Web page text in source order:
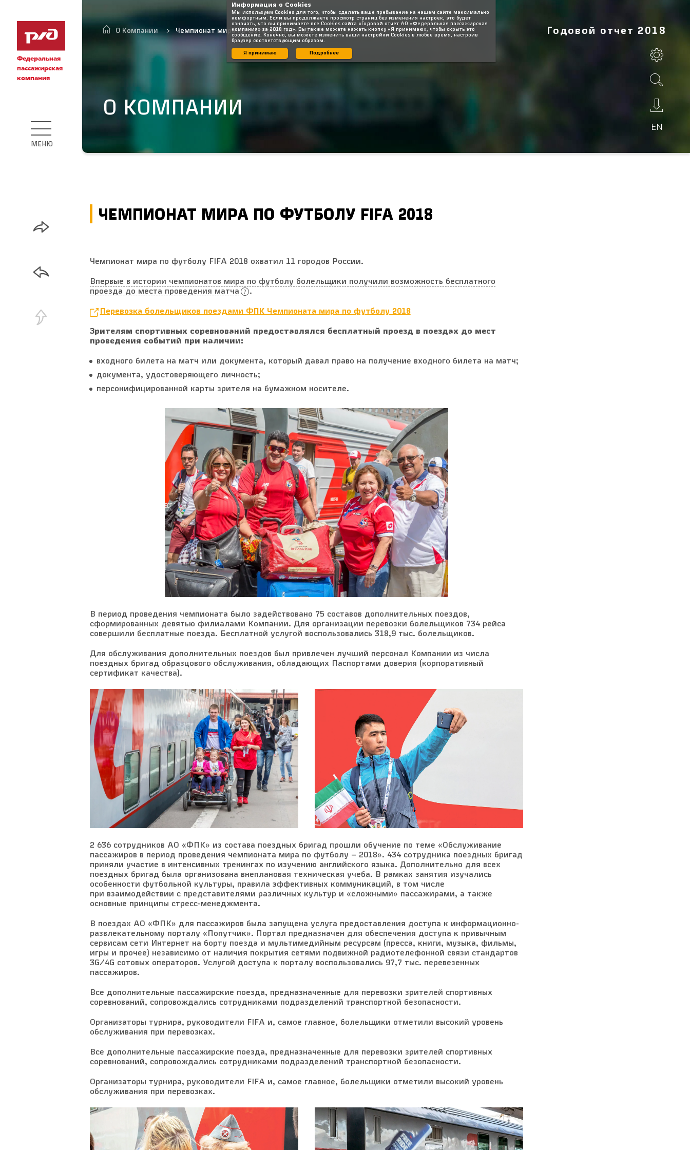
Федеральная
пассажирская
компания
МЕНЮ
O Компании Чемпионат мира по футболу FIFA 2018
O КОМПАНИИ
Годовой отчет 2018
ЧЕМПИОНАТ МИРА ПО ФУТБОЛУ FIFA 2018
Чемпионат мира по футболу FIFA 2018 охватил 11 городов России.
Впервые в истории чемпионатов мира по футболу болельщики получили возможность бесплатного
проезда до места проведения матча
.
Перевозка болельщиков поездами ФПК Чемпионата мира по футболу 2018
Зрителям спортивных соревнований предоставлялся бесплатный проезд в поездах до мест
проведения событий при наличии:
входного билета на матч или документа, который давал право на получение входного билета на матч;
документа, удостоверяющего личность;
персонифицированной карты зрителя на бумажном носителе.
В период проведения чемпионата было задействовано 75 составов дополнительных поездов,
сформированных девятью филиалами Компании. Для организации перевозки болельщиков 734 рейса
совершили бесплатные поезда. Бесплатной услугой воспользовались 318,9 тыс. болельщиков.
Для обслуживания дополнительных поездов был привлечен лучший персонал Компании из числа
поездных бригад образцового обслуживания, обладающих Паспортами доверия (корпоративный
сертификат качества).
2 636 сотрудников АО «ФПК» из состава поездных бригад прошли обучение по теме «Обслуживание
пассажиров в период проведения чемпионата мира по футболу – 2018». 434 сотрудника поездных бригад
приняли участие в интенсивных тренингах по изучению английского языка. Дополнительно для всех
поездных бригад была организована внеплановая техническая учеба. В рамках занятия изучались
особенности футбольной культуры, правила эффективных коммуникаций, в том числе
при взаимодействии с представителями различных культур и «сложными» пассажирами, а также
основные принципы стресс-менеджмента.
В поездах АО «ФПК» для пассажиров была запущена услуга предоставления доступа к информационно-
развлекательному порталу «Попутчик». Портал предназначен для обеспечения доступа к привычным
сервисам сети Интернет на борту поезда и мультимедийным ресурсам (пресса, книги, музыка, фильмы,
игры и прочее) независимо от наличия покрытия сетями подвижной радиотелефонной связи стандартов
3G/4G сотовых операторов. Услугой доступа к порталу воспользовались 97,7 тыс. перевезенных
пассажиров.
Все дополнительные пассажирские поезда, предназначенные для перевозки зрителей спортивных
соревнований, сопровождались сотрудниками подразделений транспортной безопасности.
Организаторы турнира, руководители FIFA и, самое главное, болельщики отметили высокий уровень
обслуживания при перевозках.
Все дополнительные пассажирские поезда, предназначенные для перевозки зрителей спортивных
соревнований, сопровождались сотрудниками подразделений транспортной безопасности.
Организаторы турнира, руководители FIFA и, самое главное, болельщики отметили высокий уровень
обслуживания при перевозках.
Информация о Cookies
Мы используем Cookies для того, чтобы сделать ваше пребывание на нашем сайте максимально
комфортным. Если вы продолжаете просмотр страниц без изменения настроек, это будет
означать, что вы принимаете все Cookies сайта «Годовой отчет АО «Федеральная пассажирская
компания» за 2018 год». Вы также можете нажать кнопку «Я принимаю», чтобы скрыть это
сообщение. Конечно, вы можете изменить ваши настройки Cookies в любое время, настроив
браузер соответствующим образом.
Я принимаю Подробнее